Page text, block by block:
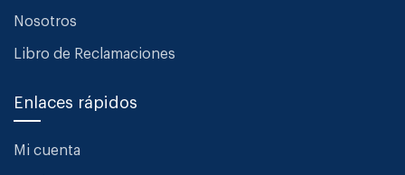
Nosotros
Libro de Reclamaciones
Enlaces rápidos
Mi cuenta